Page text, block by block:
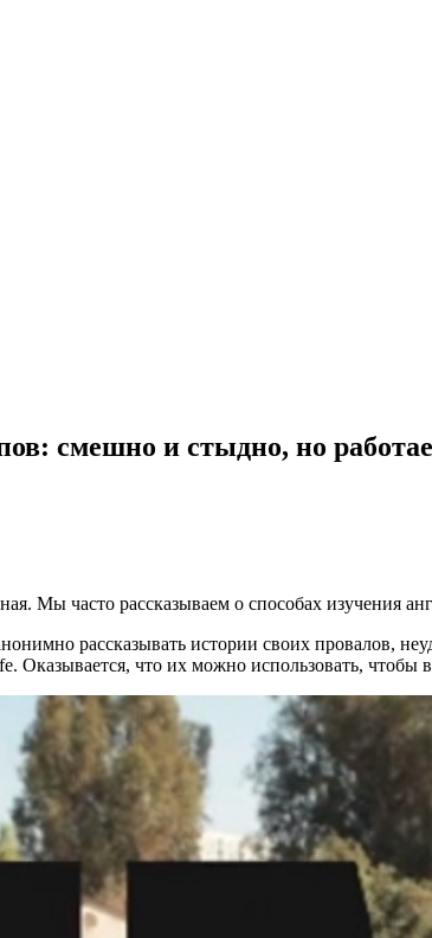
смешно и стыдно, но
Мы часто рассказываем о способах изучения
рассказывать истории своих провалов,
Оказывается, что их можно использовать,